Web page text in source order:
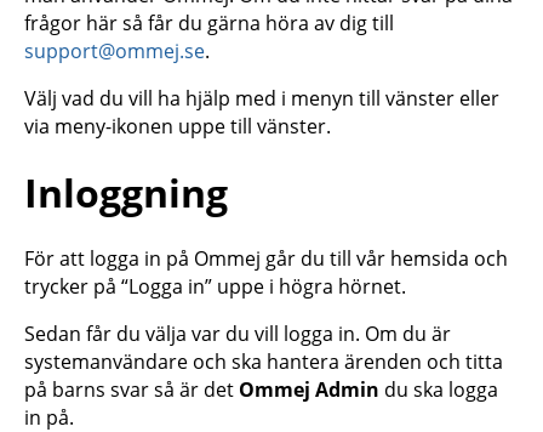
frågor här så får du gärna höra av dig till
support@ommej.se.
Välj vad du vill ha hjälp med i menyn till vänster eller
via meny-ikonen uppe till vänster.
Inloggning
För att logga in på Ommej går du till vår hemsida och
trycker på “Logga in” uppe i högra hörnet.
Sedan får du välja var du vill logga in. Om du är
systemanvändare och ska hantera ärenden och titta
på barns svar så är det Ommej Admin du ska logga
in på.